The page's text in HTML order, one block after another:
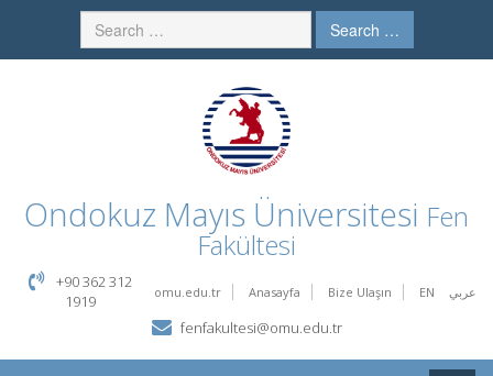
Search …
Ondokuz Mayıs Üniversitesi Fen
Fakültesi
omu.edu.tr Anasayfa Bize Ulaşın EN عربي
+90 362 312
1919
fenfakultesi@omu.edu.tr